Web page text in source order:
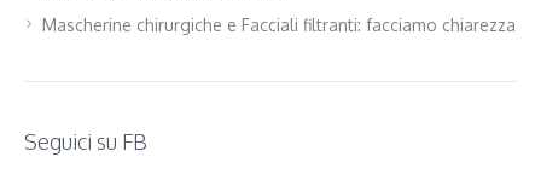
Mascherine chirurgiche e Facciali filtranti: facciamo chiarezza
Seguici su FB